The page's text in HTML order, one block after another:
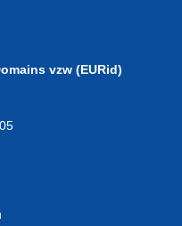
vzw (EURid)